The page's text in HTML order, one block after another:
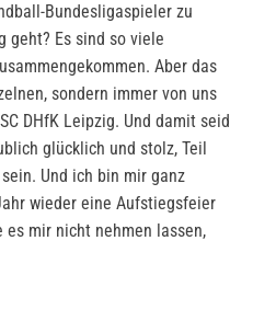
Bundesligaspieler zu
geht? Es sind so viele
Aber das
sondern immer von uns
DHfK Leipzig. Und damit seid
glücklich und stolz, Teil
Und ich bin mir ganz
wieder eine Aufstiegsfeier
mir nicht nehmen lassen,